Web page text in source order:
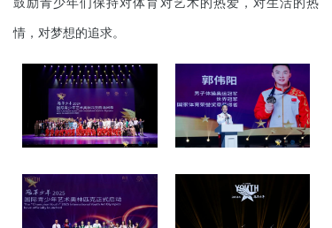
鼓励青少年们保持对体育对艺术的热爱，对生活的热
情，对梦想的追求。